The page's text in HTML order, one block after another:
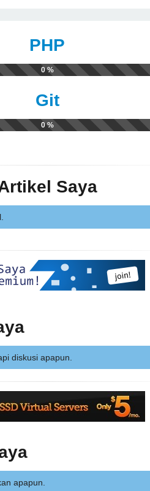
PHP
0 %
Git
0 %
Saya
diskusi apapun.
apapun.